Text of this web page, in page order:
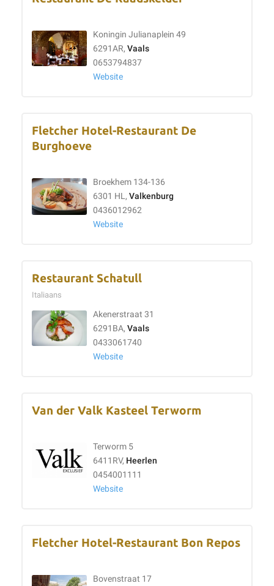
Koningin Julianaplein 49
6291AR, Vaals
0653794837
Website
Fletcher Hotel-Restaurant De
Burghoeve
Broekhem 134-136
6301 HL, Valkenburg
0436012962
Website
Restaurant Schatull
Italiaans
Akenerstraat 31
6291BA, Vaals
0433061740
Website
Van der Valk Kasteel Terworm
Terworm 5
6411RV, Heerlen
0454001111
Website
Fletcher Hotel-Restaurant Bon Repos
Bovenstraat 17